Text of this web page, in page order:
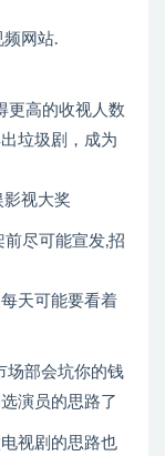
频网站.
更高的收视人数
垃圾剧，成为
视大奖
尽可能宣发,招
天可能要看着
场部会坑你的钱
演员的思路了
视剧的思路也